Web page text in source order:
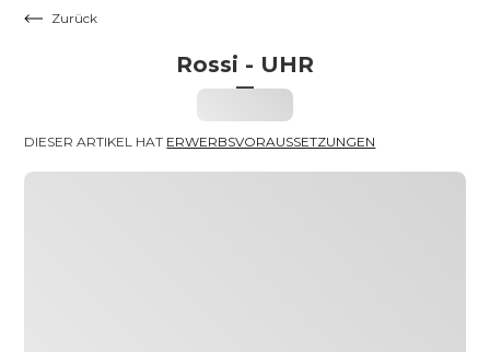
Zurück
Rossi - UHR
–
DIESER ARTIKEL HAT ERWERBSVORAUSSETZUNGEN